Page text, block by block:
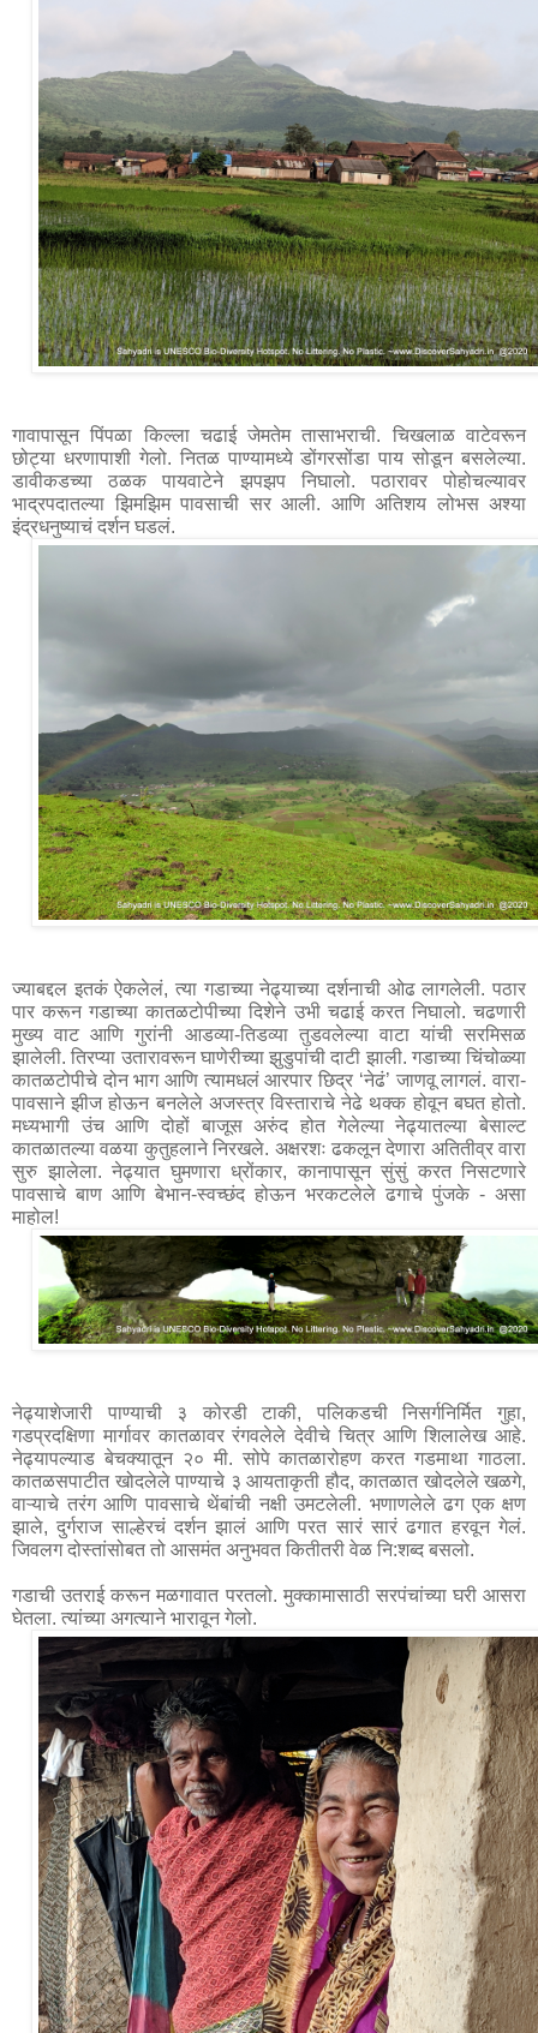
गावापासून पिंपळा किल्ला चढाई जेमतेम तासाभराची. चिखलाळ वाटेवरून
छोट्या धरणापाशी गेलो. नितळ पाण्यामध्ये डोंगरसोंडा पाय सोडून बसलेल्या.
डावीकडच्या ठळक पायवाटेने झपझप निघालो. पठारावर पोहोचल्यावर
भाद्रपदातल्या झिमझिम पावसाची सर आली. आणि अतिशय लोभस अश्या
ज्याबद्दल इतकं ऐकलेलं, त्या गडाच्या नेढ्याच्या दर्शनाची ओढ लागलेली. पठार
पार करून गडाच्या कातळटोपीच्या दिशेने उभी चढाई करत निघालो. चढणारी
मुख्य वाट आणि गुरांनी आडव्या-तिडव्या तुडवलेल्या वाटा यांची सरमिसळ
झालेली. तिरप्या उतारावरून घाणेरीच्या झुडुपांची दाटी झाली. गडाच्या चिंचोळ्या
कातळटोपीचे दोन भाग आणि त्यामधलं आरपार छिद्र ‘नेढं’ जाणवू लागलं. वारा-
पावसाने झीज होऊन बनलेले अजस्त्र विस्ताराचे नेढे थक्क होवून बघत होतो.
मध्यभागी उंच आणि दोहों बाजूस अरुंद होत गेलेल्या नेढ्यातल्या बेसाल्ट
कातळातल्या वळया कुतुहलाने निरखले. अक्षरशः ढकलून देणारा अतितीव्र वारा
सुरु झालेला. नेढ्यात घुमणारा ध्रोंकार, कानापासून सुंसुं करत निसटणारे
पावसाचे बाण आणि बेभान-स्वच्छंद होऊन भरकटलेले ढगाचे पुंजके - असा
नेढ्याशेजारी पाण्याची ३ कोरडी टाकी, पलिकडची निसर्गनिर्मित गुहा,
गडप्रदक्षिणा मार्गावर कातळावर रंगवलेले देवीचे चित्र आणि शिलालेख आहे.
नेढ्यापल्याड बेचक्यातून २० मी. सोपे कातळारोहण करत गडमाथा गाठला.
कातळसपाटीत खोदलेले पाण्याचे ३ आयताकृती हौद, कातळात खोदलेले खळगे,
वाऱ्याचे तरंग आणि पावसाचे थेंबांची नक्षी उमटलेली. भणाणलेले ढग एक क्षण
झाले, दुर्गराज साल्हेरचं दर्शन झालं आणि परत सारं सारं ढगात हरवून गेलं.
जिवलग दोस्तांसोबत तो आसमंत अनुभवत कितीतरी वेळ नि:शब्द बसलो.
गडाची उतराई करून मळगावात परतलो. मुक्कामासाठी सरपंचांच्या घरी आसरा